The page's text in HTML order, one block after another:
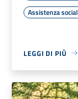
Assistenza
LEGGI DI PIÙ